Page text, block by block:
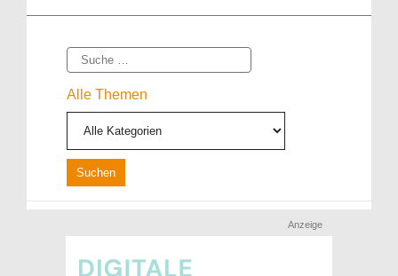
Suche
Alle Themen
Anzeige